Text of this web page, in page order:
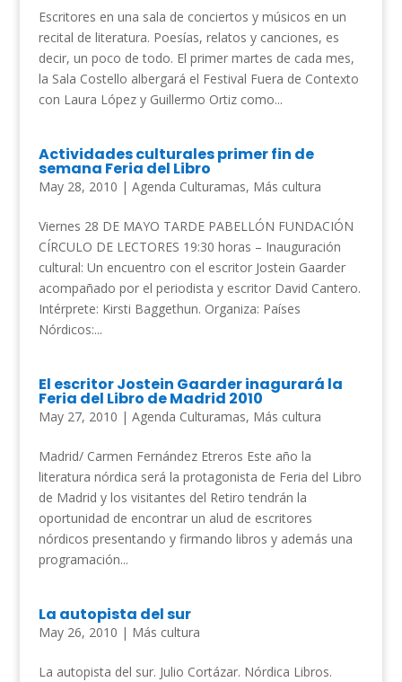
Escritores en una sala de conciertos y músicos en un
recital de literatura. Poesías, relatos y canciones, es
decir, un poco de todo. El primer martes de cada mes,
la Sala Costello albergará el Festival Fuera de Contexto
con Laura López y Guillermo Ortiz como...
Actividades culturales primer fin de
semana Feria del Libro
May 28, 2010 | Agenda Culturamas, Más cultura
Viernes 28 DE MAYO TARDE PABELLÓN FUNDACIÓN
CÍRCULO DE LECTORES 19:30 horas – Inauguración
cultural: Un encuentro con el escritor Jostein Gaarder
acompañado por el periodista y escritor David Cantero.
Intérprete: Kirsti Baggethun. Organiza: Países
Nórdicos:...
El escritor Jostein Gaarder inagurará la
Feria del Libro de Madrid 2010
May 27, 2010 | Agenda Culturamas, Más cultura
Madrid/ Carmen Fernández Etreros Este año la
literatura nórdica será la protagonista de Feria del Libro
de Madrid y los visitantes del Retiro tendrán la
oportunidad de encontrar un alud de escritores
nórdicos presentando y firmando libros y además una
programación...
La autopista del sur
May 26, 2010 | Más cultura
La autopista del sur. Julio Cortázar. Nórdica Libros.